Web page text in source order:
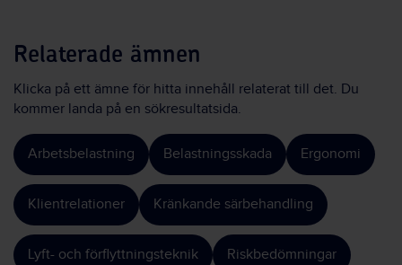
Relaterade ämnen
Klicka på ett ämne för hitta innehåll relaterat till det. Du
kommer landa på en sökresultatsida.
Arbetsbelastning Belastningsskada Ergonomi
Klientrelationer Kränkande särbehandling
Lyft- och förflyttningsteknik Riskbedömningar